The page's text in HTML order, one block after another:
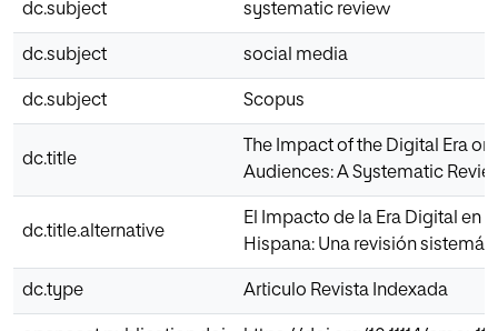
dc.subject systematic review
dc.subject social media
dc.subject Scopus
dc.title
The Impact of the Digital Era
Audiences: A Systematic
dc.title.alternative
El Impacto de la Era Digital en
Hispana: Una revisión
dc.type Articulo Revista Indexada